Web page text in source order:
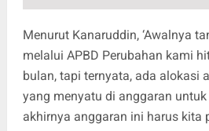
Menurut Kanaruddin, ‘Awalnya
melalui APBD Perubahan kami
bulan, tapi ternyata, ada alokasi
yang menyatu di anggaran
akhirnya anggaran ini harus kita